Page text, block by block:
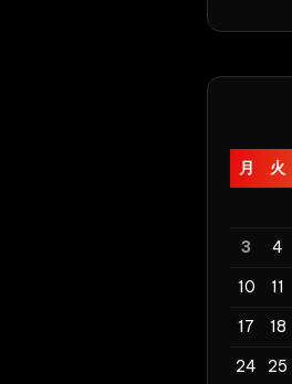
月 火
3
4
10
11
17
18
24
25